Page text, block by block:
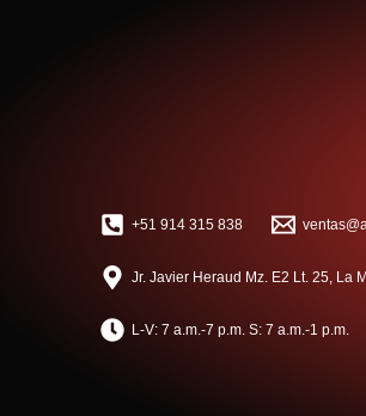
+51 914 315 838
Jr. Javier Heraud Mz. E2 Lt. 25, La
L-V: 7 a.m.-7 p.m. S: 7 a.m.-1 p.m.